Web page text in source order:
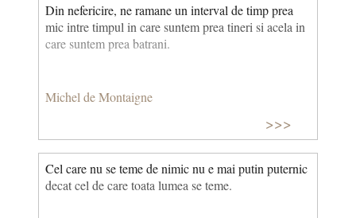
Din nefericire, ne ramane un interval de timp prea
mic intre timpul in care suntem prea tineri si acela in
care suntem prea batrani.
Michel de Montaigne
>>>
Cel care nu se teme de nimic nu e mai putin puternic
decat cel de care toata lumea se teme.